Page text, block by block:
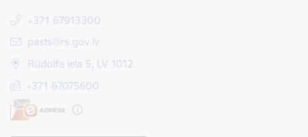
+371 67913300
E-pasts:
pasts@rs.gov.lv
Rūdolfa iela 5, LV 1012
+371 67075600